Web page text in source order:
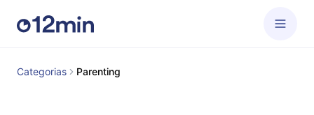
Categorias Parenting